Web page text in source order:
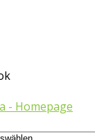
- Homepage